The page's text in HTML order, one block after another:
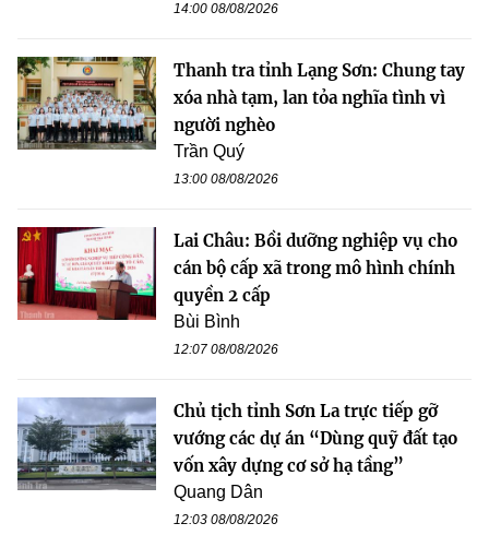
14:00 08/08/2026
Thanh tra tỉnh Lạng Sơn: Chung tay
xóa nhà tạm, lan tỏa nghĩa tình vì
người nghèo
Trần Quý
13:00 08/08/2026
Lai Châu: Bồi dưỡng nghiệp vụ cho
cán bộ cấp xã trong mô hình chính
quyền 2 cấp
Bùi Bình
12:07 08/08/2026
Chủ tịch tỉnh Sơn La trực tiếp gỡ
vướng các dự án “Dùng quỹ đất tạo
vốn xây dựng cơ sở hạ tầng”
Quang Dân
12:03 08/08/2026